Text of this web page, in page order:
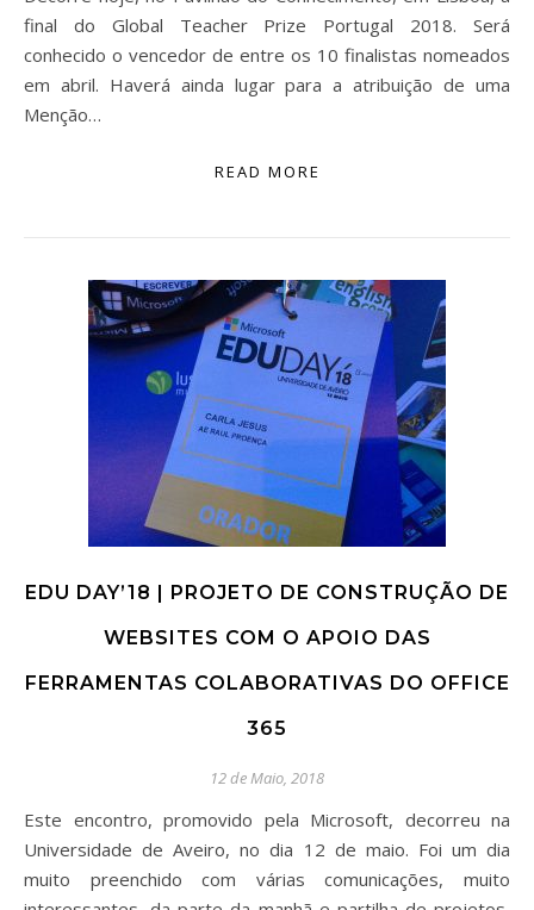
final do Global Teacher Prize Portugal 2018. Será
conhecido o vencedor de entre os 10 finalistas nomeados
em abril. Haverá ainda lugar para a atribuição de uma
Menção…
READ MORE
EDU DAY’18 | PROJETO DE CONSTRUÇÃO DE
WEBSITES COM O APOIO DAS
FERRAMENTAS COLABORATIVAS DO OFFICE
365
12 de Maio, 2018
Este encontro, promovido pela Microsoft, decorreu na
Universidade de Aveiro, no dia 12 de maio. Foi um dia
muito preenchido com várias comunicações, muito